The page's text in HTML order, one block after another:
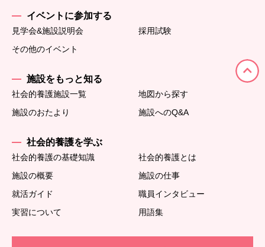
イベントに参加する
見学会&施設説明会
採用試験
その他のイベント
施設をもっと知る
社会的養護施設一覧
地図から探す
施設のおたより
施設へのQ&A
社会的養護を学ぶ
社会的養護の基礎知識
社会的養護とは
施設の概要
施設の仕事
就活ガイド
職員インタビュー
実習について
用語集